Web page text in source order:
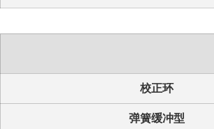
校正环
弹簧缓冲型